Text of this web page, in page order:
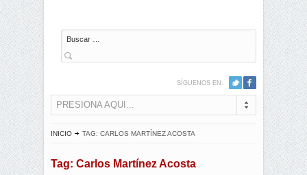
Buscar
SÍGUENOS EN:
PRESIONA AQUI...
INICIO TAG: CARLOS MARTÍNEZ ACOSTA
Tag: Carlos Martínez Acosta